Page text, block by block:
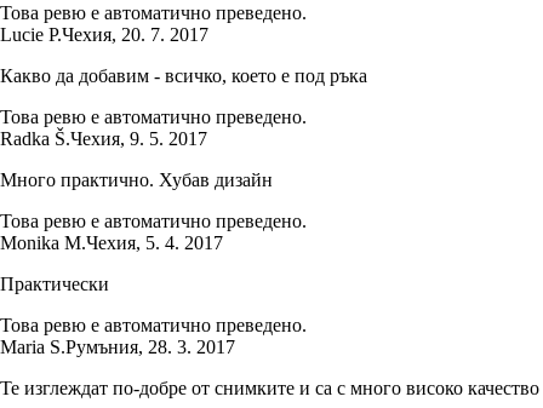
Това ревю е автоматично преведено.
Lucie P.Чехия, 20. 7. 2017
Какво да добавим - всичко, което е под ръка
Това ревю е автоматично преведено.
Radka Š.Чехия, 9. 5. 2017
Много практично. Хубав дизайн
Това ревю е автоматично преведено.
Monika M.Чехия, 5. 4. 2017
Практически
Това ревю е автоматично преведено.
Maria S.Румъния, 28. 3. 2017
Те изглеждат по-добре от снимките и са с много високо качество